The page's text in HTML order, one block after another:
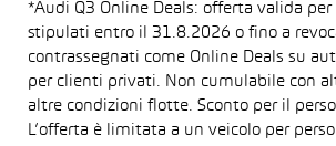
*Audi Q3 Online Deals: offerta valida
stipulati entro il 31.8.2026 o fino a
contrassegnati come Online Deals su
per clienti privati. Non cumulabile con
altre condizioni flotte. Sconto per il
L’offerta è limitata a un veicolo per